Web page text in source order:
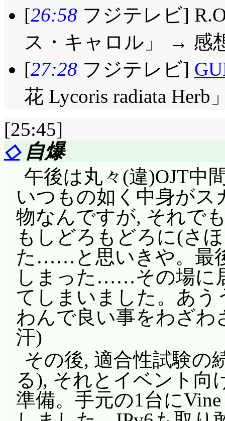
[26:58 フジテレビ]
ス・キャロル」 → 感
[27:28 フジテレビ]
花 Lycoris radiata
[25:45]
◇自爆
午後は丸々(違)OJT中
いつもの如く中身が
物なんですが, それで
もしどろもどろに(さ
た……と思いきや。最
しまった……その場に
てしまいました。あう
わんで良い事をわざわ
汗)
その後, 適合性試験の
る), それとイベント向
準備。手元の1台に